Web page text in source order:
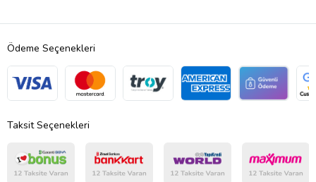
Ödeme Seçenekleri
Taksit Seçenekleri